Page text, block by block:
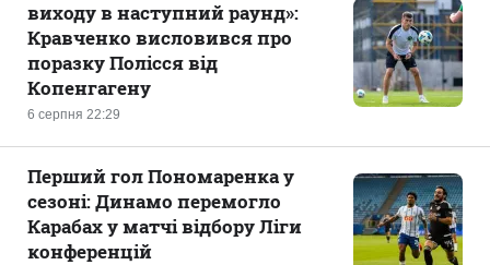
6 серпня 22:29
виходу в наступний раунд»:
Кравченко висловився про
поразку Полісся від
Копенгагену
Перший гол Пономаренка у
сезоні: Динамо перемогло
Карабах у матчі відбору Ліги
конференцій